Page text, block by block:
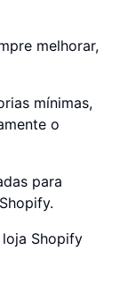
melhorar,
mínimas,
o
para
Shopify